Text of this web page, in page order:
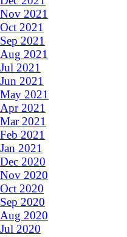
Nov 2021
Oct 2021
Sep 2021
Aug 2021
Jul 2021
Jun 2021
May 2021
Apr 2021
Mar 2021
Feb 2021
Jan 2021
Dec 2020
Nov 2020
Oct 2020
Sep 2020
Aug 2020
Jul 2020